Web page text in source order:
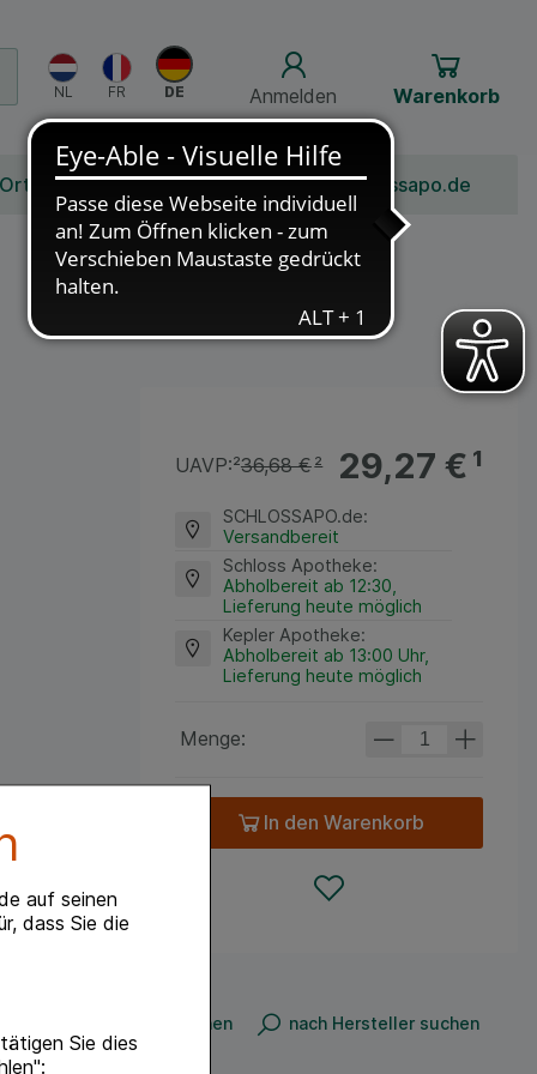
auf seinen
dass Sie die
Sie dies
Anmelden Warenkorb
Bonusprogramm Jobs Über Schlossapo.de
29,27 €¹
UAVP:²36,68 €²
SCHLOSSAPO.de:
Versandbereit
Schloss Apotheke:
Abholbereit ab 12:30,
Lieferung heute möglich
Kepler Apotheke:
Abholbereit ab 13:00 Uhr,
Lieferung heute möglich
Menge:
In den Warenkorb
nach Produkt suchen nach Hersteller suchen